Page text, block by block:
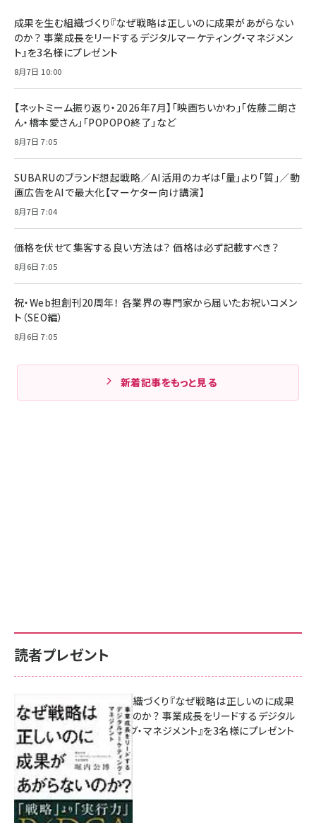
成果を生む組織づくり『なぜ戦略は正しいのに成果があがらない
のか？ 事業成長をリードするデジタルマーケティング・マネジメン
ト』を3名様にプレゼント
8月7日 10:00
【ネットミーム振り返り・2026年7月】「映画ちいかわ」「佐藤二朗さ
ん・橋本愛さん」「POPOPO終了」など
8月7日 7:05
SUBARUのブランド想起戦略／AI活用のカギは「量」より「質」／動
画広告をAIで最大化【マーケター向け講演】
8月7日 7:04
価格を伏せて集客する良い方法は？ 価格は必ず記載すべき？
8月6日 7:05
祝・Web担創刊20周年！ 各業界の専門家から届いたお祝いコメン
ト（SEO編）
8月6日 7:05
新着記事をもっと見る
読者プレゼント
成果を生む組織づくり『なぜ戦略は正しいのに成果
があがらないのか？ 事業成長をリードするデジタル
マーケティング・マネジメント』を3名様にプレゼント
8月7日 10:00